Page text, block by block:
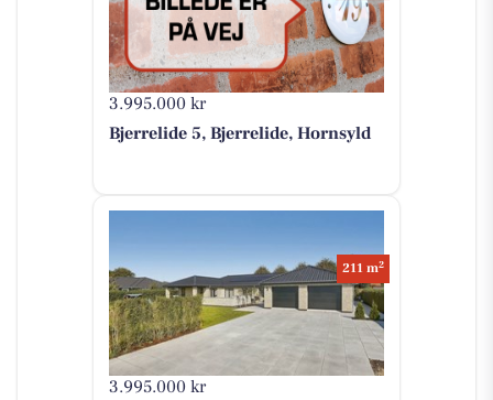
3.995.000 kr
Bjerrelide 5, Bjerrelide, Hornsyld
3.995.000 kr
211 m2